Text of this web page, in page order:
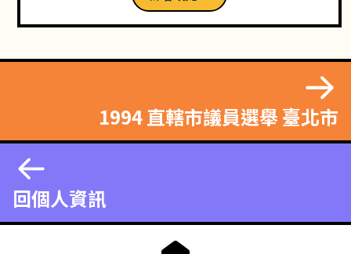
回個人資訊
1994 直轄市議員選舉 臺北市